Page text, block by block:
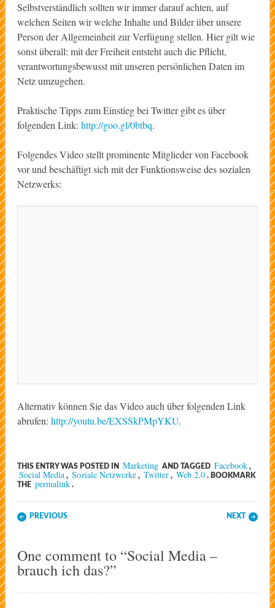
Selbstverständlich sollten wir immer darauf achten, auf
welchen Seiten wir welche Inhalte und Bilder über unsere
Person der Allgemeinheit zur Verfügung stellen. Hier gilt wie
sonst überall: mit der Freiheit entsteht auch die Pflicht,
verantwortungsbewusst mit unseren persönlichen Daten im
Netz umzugehen.
Praktische Tipps zum Einstieg bei Twitter gibt es über
folgenden Link: http://goo.gl/0btbq.
Folgendes Video stellt prominente Mitglieder von Facebook
vor und beschäftigt sich mit der Funktionsweise des sozialen
Netzwerks:
Alternativ können Sie das Video auch über folgenden Link
abrufen: http://youtu.be/EXSSkPMpYKU.
THIS ENTRY WAS POSTED IN Marketing AND TAGGED Facebook ,
Social Media , Soziale Netzwerke , Twitter , Web 2.0 . BOOKMARK
THE permalink .
Post navigation
PREVIOUS NEXT
One comment to “Social Media –
brauch ich das?”